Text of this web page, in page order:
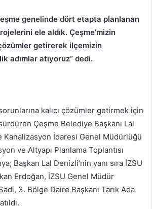
genelinde dört etapta planlanan
ele aldık. Çeşme’mizin
çözümler getirerek ilçemizin
adımlar atıyoruz” dedi.
kalıcı çözümler getirmek için
sürdüren Çeşme Belediye Başkanı Lal
Kanalizasyon İdaresi Genel Müdürlüğü
ve Altyapı Planlama Toplantısı
Başkan Lal Denizli’nin yanı sıra İZSU
Erdoğan, İZSU Genel Müdür
3. Bölge Daire Başkanı Tarık Ada